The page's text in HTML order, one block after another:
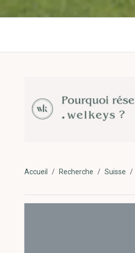
Accueil Recherche Suisse